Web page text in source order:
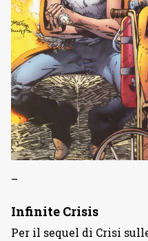
–
Infinite Crisis
Per il sequel di Crisi